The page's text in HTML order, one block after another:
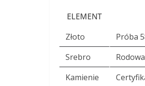
ELEMENT
Złoto
Próba
Srebro
Kamienie